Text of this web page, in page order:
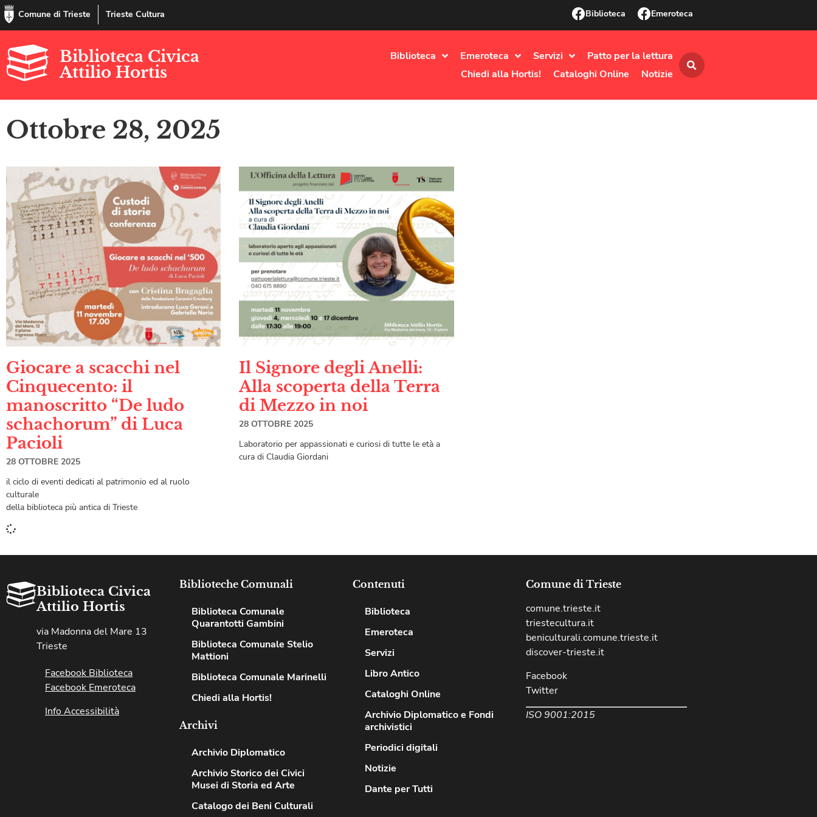
Comune di Trieste Trieste Cultura Biblioteca Emeroteca
Biblioteca Civica
Attilio Hortis
Biblioteca Emeroteca Servizi
Patto per la lettura
Chiedi alla Hortis!
Cataloghi Online Notizie
Ottobre 28, 2025
Giocare a scacchi nel
Cinquecento: il
manoscritto “De ludo
schachorum” di Luca
Pacioli
28 OTTOBRE 2025
il ciclo di eventi dedicati al patrimonio ed al ruolo
culturale
della biblioteca più antica di Trieste
Il Signore degli Anelli:
Alla scoperta della Terra
di Mezzo in noi
28 OTTOBRE 2025
Laboratorio per appassionati e curiosi di tutte le età a
cura di Claudia Giordani
Biblioteca Civica
Attilio Hortis
via Madonna del Mare 13
Trieste
Facebook Biblioteca
Facebook Emeroteca
Info Accessibilità
Biblioteche Comunali
Biblioteca Comunale
Quarantotti Gambini
Biblioteca Comunale Stelio
Mattioni
Biblioteca Comunale Marinelli
Chiedi alla Hortis!
Archivi
Archivio Diplomatico
Archivio Storico dei Civici
Musei di Storia ed Arte
Catalogo dei Beni Culturali
Contenuti
Biblioteca
Emeroteca
Servizi
Libro Antico
Cataloghi Online
Archivio Diplomatico e Fondi
archivistici
Periodici digitali
Notizie
Dante per Tutti
Comune di Trieste
comune.trieste.it
triestecultura.it
beniculturali.comune.trieste.it
discover-trieste.it
Facebook
Twitter
ISO 9001:2015